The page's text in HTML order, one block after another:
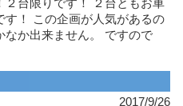
２台限りです！ ２台ともお車
！ この企画が人気があるの
なか出来ません。 ですので
2017/9/26